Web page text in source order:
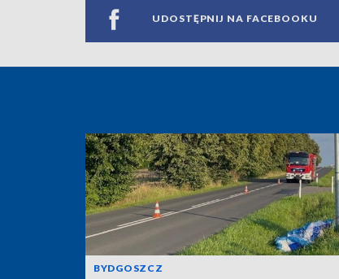
UDOSTĘPNIJ NA FACEBOOKU
BYDGOSZCZ